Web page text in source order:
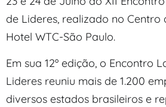
de Lideres, realizado no Centro
Hotel WTC-São Paulo.
Em sua 12º edição, o Encontro
Lideres reuniu mais de 1.200
diversos estados brasileiros e